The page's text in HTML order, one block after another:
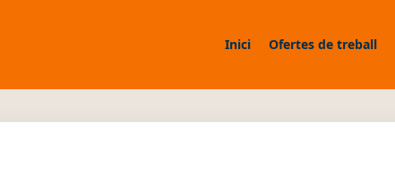
Inici Ofertes de treball